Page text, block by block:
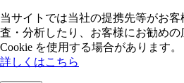
当サイトでは当社の提携先等がお
査・分析したり、お客様にお勧め
Cookie を使⽤する場合があります。
詳しくはこちら